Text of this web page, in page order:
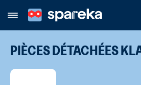
PIÈCES DÉTACHÉES